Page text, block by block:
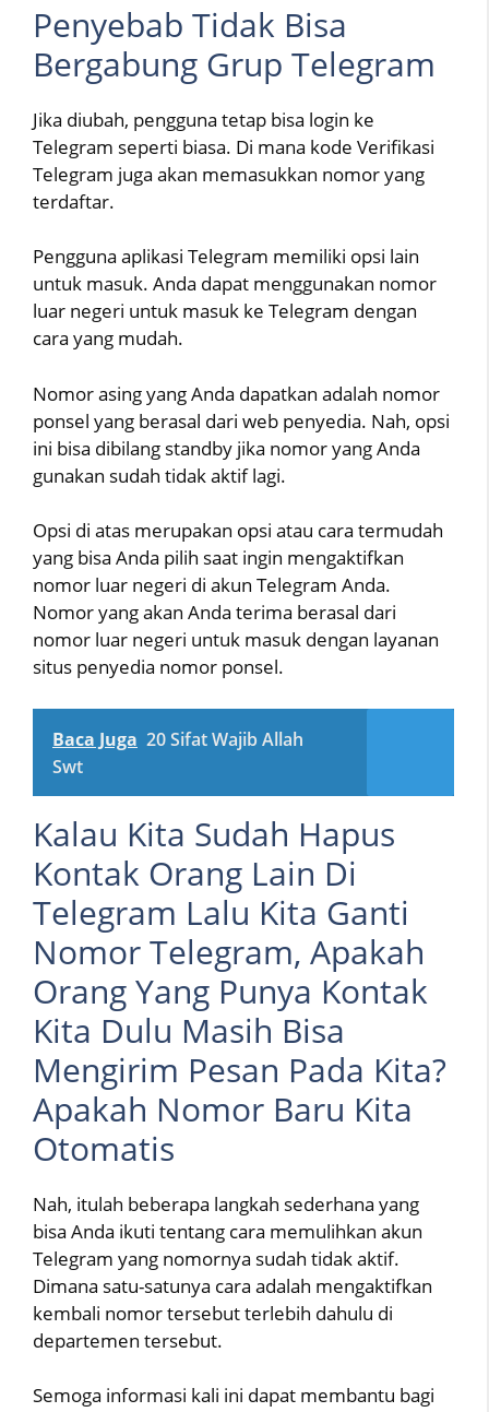
Penyebab Tidak Bisa
Bergabung Grup Telegram
Jika diubah, pengguna tetap bisa login ke
Telegram seperti biasa. Di mana kode Verifikasi
Telegram juga akan memasukkan nomor yang
terdaftar.
Pengguna aplikasi Telegram memiliki opsi lain
untuk masuk. Anda dapat menggunakan nomor
luar negeri untuk masuk ke Telegram dengan
cara yang mudah.
Nomor asing yang Anda dapatkan adalah nomor
ponsel yang berasal dari web penyedia. Nah, opsi
ini bisa dibilang standby jika nomor yang Anda
gunakan sudah tidak aktif lagi.
Opsi di atas merupakan opsi atau cara termudah
yang bisa Anda pilih saat ingin mengaktifkan
nomor luar negeri di akun Telegram Anda.
Nomor yang akan Anda terima berasal dari
nomor luar negeri untuk masuk dengan layanan
situs penyedia nomor ponsel.
Baca Juga 20 Sifat Wajib Allah
Swt
Kalau Kita Sudah Hapus
Kontak Orang Lain Di
Telegram Lalu Kita Ganti
Nomor Telegram, Apakah
Orang Yang Punya Kontak
Kita Dulu Masih Bisa
Mengirim Pesan Pada Kita?
Apakah Nomor Baru Kita
Otomatis
Nah, itulah beberapa langkah sederhana yang
bisa Anda ikuti tentang cara memulihkan akun
Telegram yang nomornya sudah tidak aktif.
Dimana satu-satunya cara adalah mengaktifkan
kembali nomor tersebut terlebih dahulu di
departemen tersebut.
Semoga informasi kali ini dapat membantu bagi